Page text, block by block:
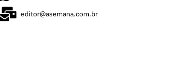
editor@asemana.com.br